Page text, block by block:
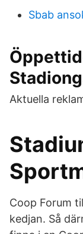
Sbab
Aktuella
Coop Forum
kedjan. Så